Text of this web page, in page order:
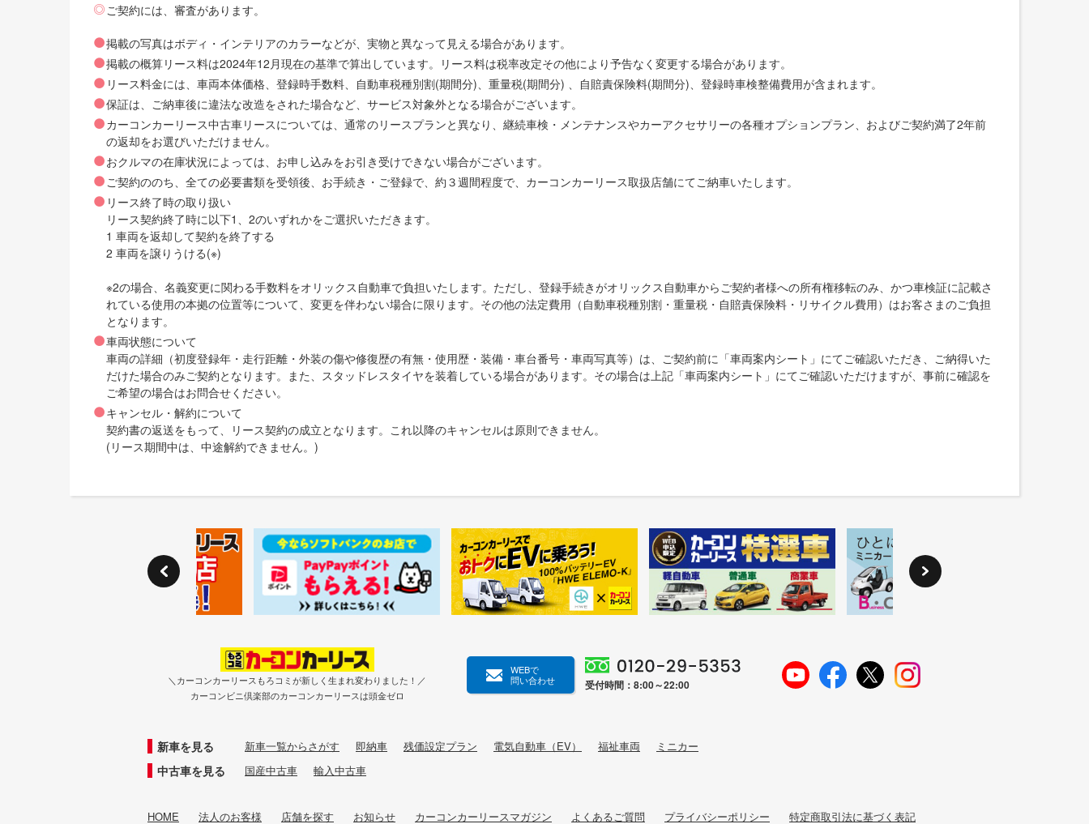
ご契約には、審査があります。
掲載の写真はボディ・インテリアのカラーなどが、実物と異なって見える場合があります。
掲載の概算リース料は2024年12月現在の基準で算出しています。リース料は税率改定その他により予告なく変更する場合があります。
リース料金には、車両本体価格、登録時手数料、自動車税種別割(期間分)、重量税(期間分) 、自賠責保険料(期間分)、登録時車検整備費用が含まれます。
保証は、ご納車後に違法な改造をされた場合など、サービス対象外となる場合がございます。
カーコンカーリース中古車リースについては、通常のリースプランと異なり、継続車検・メンテナンスやカーアクセサリーの各種オプションプラン、およびご契約満了2年前
の返却をお選びいただけません。
おクルマの在庫状況によっては、お申し込みをお引き受けできない場合がございます。
ご契約ののち、全ての必要書類を受領後、お手続き・ご登録で、約３週間程度で、カーコンカーリース取扱店舗にてご納車いたします。
リース終了時の取り扱い
リース契約終了時に以下1、2のいずれかをご選択いただきます。
1 車両を返却して契約を終了する
2 車両を譲りうける(※)
※2の場合、名義変更に関わる手数料をオリックス自動車で負担いたします。ただし、登録手続きがオリックス自動車からご契約者様への所有権移転のみ、かつ車検証に記載さ
れている使用の本拠の位置等について、変更を伴わない場合に限ります。その他の法定費用（自動車税種別割・重量税・自賠責保険料・リサイクル費用）はお客さまのご負担
となります。
車両状態について
車両の詳細（初度登録年・走行距離・外装の傷や修復歴の有無・使用歴・装備・車台番号・車両写真等）は、ご契約前に「車両案内シート」にてご確認いただき、ご納得いた
だけた場合のみご契約となります。また、スタッドレスタイヤを装着している場合があります。その場合は上記「車両案内シート」にてご確認いただけますが、事前に確認を
ご希望の場合はお問合せください。
キャンセル・解約について
契約書の返送をもって、リース契約の成立となります。これ以降のキャンセルは原則できません。
(リース期間中は、中途解約できません。)
＼カーコンカーリースもろコミが新しく生まれ変わりました！／
カーコンビニ倶楽部のカーコンカーリースは頭金ゼロ
WEBで
問い合わせ
受付時間：8:00～22:00
新車を見る 新車一覧からさがす 即納車 残価設定プラン 電気自動車（EV） 福祉車両 ミニカー
中古車を見る 国産中古車 輸入中古車
HOME 法人のお客様 店舗を探す お知らせ カーコンカーリースマガジン よくあるご質問 プライバシーポリシー 特定商取引法に基づく表記